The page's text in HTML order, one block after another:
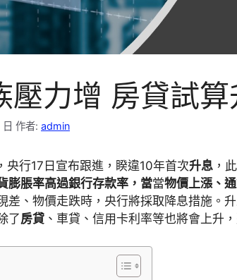
壓力增 房貸試
作者: admin
央行17日宣布跟進，睽違10年首次升息 ，
膨脹率高過銀行存款率，當當物價上漲、
差、物價走跌時，央行將採取降息措施。
了房貸 、車貸、信用卡利率等也將會上升